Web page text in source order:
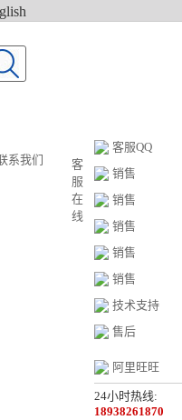
系我们
客
服
在
线
客服QQ
销售
销售
销售
销售
销售
技术支持
售后
阿里旺旺
24小时热线:
18938261870